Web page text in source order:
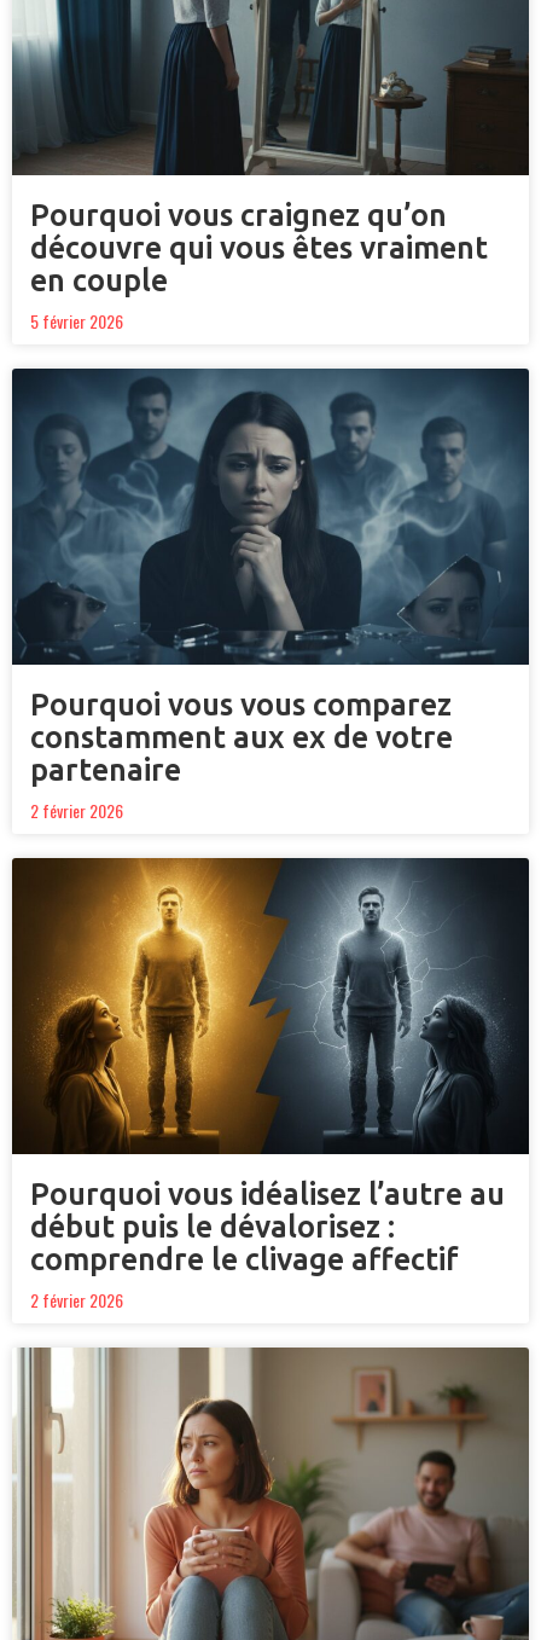
Pourquoi vous craignez qu’on
découvre qui vous êtes vraiment
en couple
5 février 2026
Pourquoi vous vous comparez
constamment aux ex de votre
partenaire
2 février 2026
Pourquoi vous idéalisez l’autre au
début puis le dévalorisez :
comprendre le clivage affectif
2 février 2026